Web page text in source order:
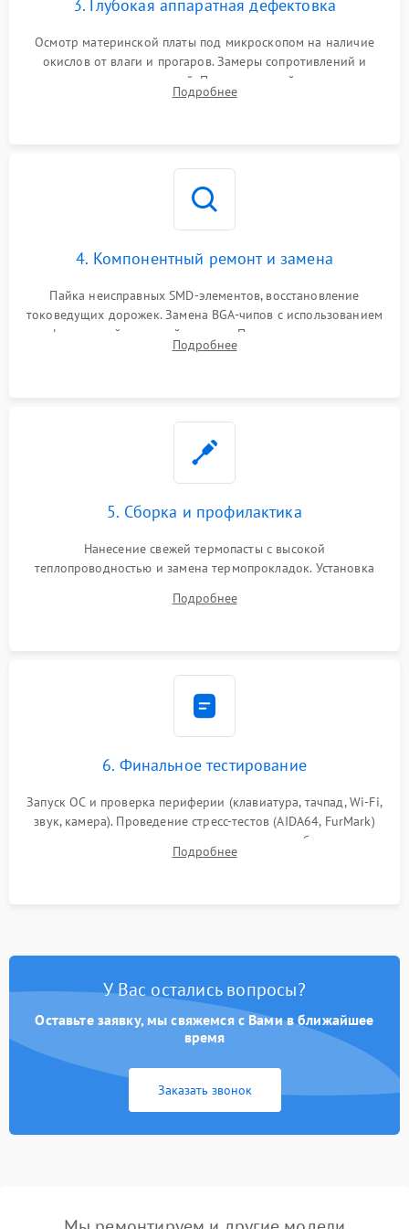
3. Глубокая аппаратная дефектовка
Осмотр материнской платы под микроскопом на наличие
окислов от влаги и прогаров. Замеры сопротивлений и
дежурных напряжений. Проверка цепей питания,
мультиконтроллера, процессора и видеочипа.
Подробнее
4. Компонентный ремонт и замена
Пайка неисправных SMD-элементов, восстановление
токоведущих дорожек. Замена BGA-чипов с использованием
инфракрасной паяльной станции. Прошивка микросхемы
BIOS или замена поврежденных портов USB
Подробнее
5. Сборка и профилактика
Нанесение свежей термопасты с высокой
теплопроводностью и замена термопрокладок. Установка
шлейфов, модулей памяти и накопителей. Предварительная
Подробнее
6. Финальное тестирование
Запуск ОС и проверка периферии (клавиатура, тачпад, Wi-Fi,
звук, камера). Проведение стресс-тестов (AIDA64, FurMark)
для контроля температурного режима и стабильности
системы под пиковой нагрузкой.
Подробнее
У Вас остались вопросы?
Оставьте заявку, мы свяжемся с Вами в ближайшее
время
Заказать звонок